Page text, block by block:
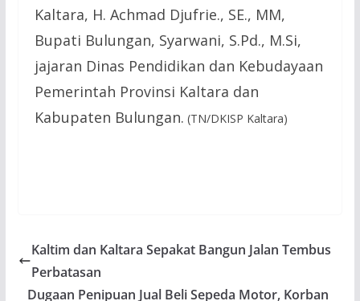
Kaltara, H. Achmad Djufrie., SE., MM,
Bupati Bulungan, Syarwani, S.Pd., M.Si,
jajaran Dinas Pendidikan dan Kebudayaan
Pemerintah Provinsi Kaltara dan
Kabupaten Bulungan. (TN/DKISP Kaltara)
Kaltim dan Kaltara Sepakat Bangun Jalan Tembus
Perbatasan
Dugaan Penipuan Jual Beli Sepeda Motor, Korban